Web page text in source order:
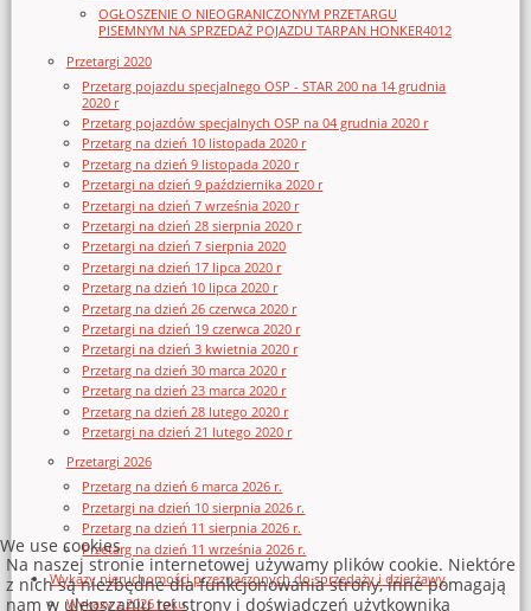
OGŁOSZENIE O NIEOGRANICZONYM PRZETARGU
PISEMNYM NA SPRZEDAŻ POJAZDU TARPAN HONKER4012
Przetargi 2020
Przetarg pojazdu specjalnego OSP - STAR 200 na 14 grudnia
2020 r
Przetarg pojazdów specjalnych OSP na 04 grudnia 2020 r
Przetarg na dzień 10 listopada 2020 r
Przetarg na dzień 9 listopada 2020 r
Przetargi na dzień 9 października 2020 r
Przetargi na dzień 7 września 2020 r
Przetargi na dzień 28 sierpnia 2020 r
Przetargi na dzień 7 sierpnia 2020
Przetargi na dzień 17 lipca 2020 r
Przetarg na dzień 10 lipca 2020 r
Przetarg na dzień 26 czerwca 2020 r
Przetargi na dzień 19 czerwca 2020 r
Przetargi na dzień 3 kwietnia 2020 r
Przetarg na dzień 30 marca 2020 r
Przetarg na dzień 23 marca 2020 r
Przetarg na dzień 28 lutego 2020 r
Przetargi na dzień 21 lutego 2020 r
Przetargi 2026
Przetarg na dzień 6 marca 2026 r.
Przetargi na dzień 10 sierpnia 2026 r.
Przetarg na dzień 11 sierpnia 2026 r.
Przetarg na dzień 11 września 2026 r.
Wykazy nieruchomości przeznaczonych do sprzedaży i dzierżawy
Wykazy z 2026 roku
We use cookies
Na naszej stronie internetowej używamy plików cookie. Niektóre
z nich są niezbędne dla funkcjonowania strony, inne pomagają
nam w ulepszaniu tej strony i doświadczeń użytkownika